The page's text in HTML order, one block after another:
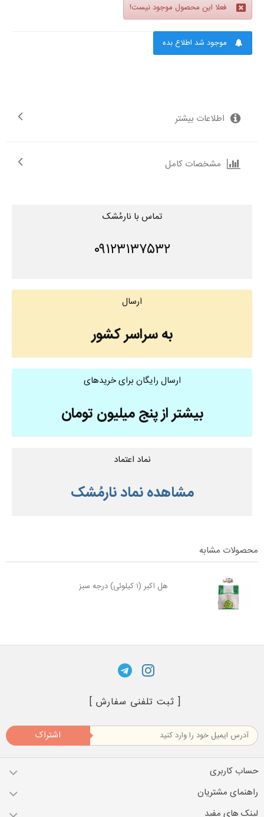
فعلا این محصول موجود نیست!
موجود شد اطلاع بده
اطلاعات بیشتر
مشخصات کامل
تماس با نارمُشک
۰۹۱۲۳۱۳۷۵۳۲
ارسال
به سراسر کشور
ارسال رایگان برای خریدهای
بیشتر از پنج میلیون تومان
نماد اعتماد
مشاهده نماد نارمُشک
محصولات مشابه
هل اکبر (۱ کیلوئی) درجه سبز
[ ثبت تلفنی سفارش ]
اشتراک
حساب کاربری
راهنمای مشتریان
لینک های مفید